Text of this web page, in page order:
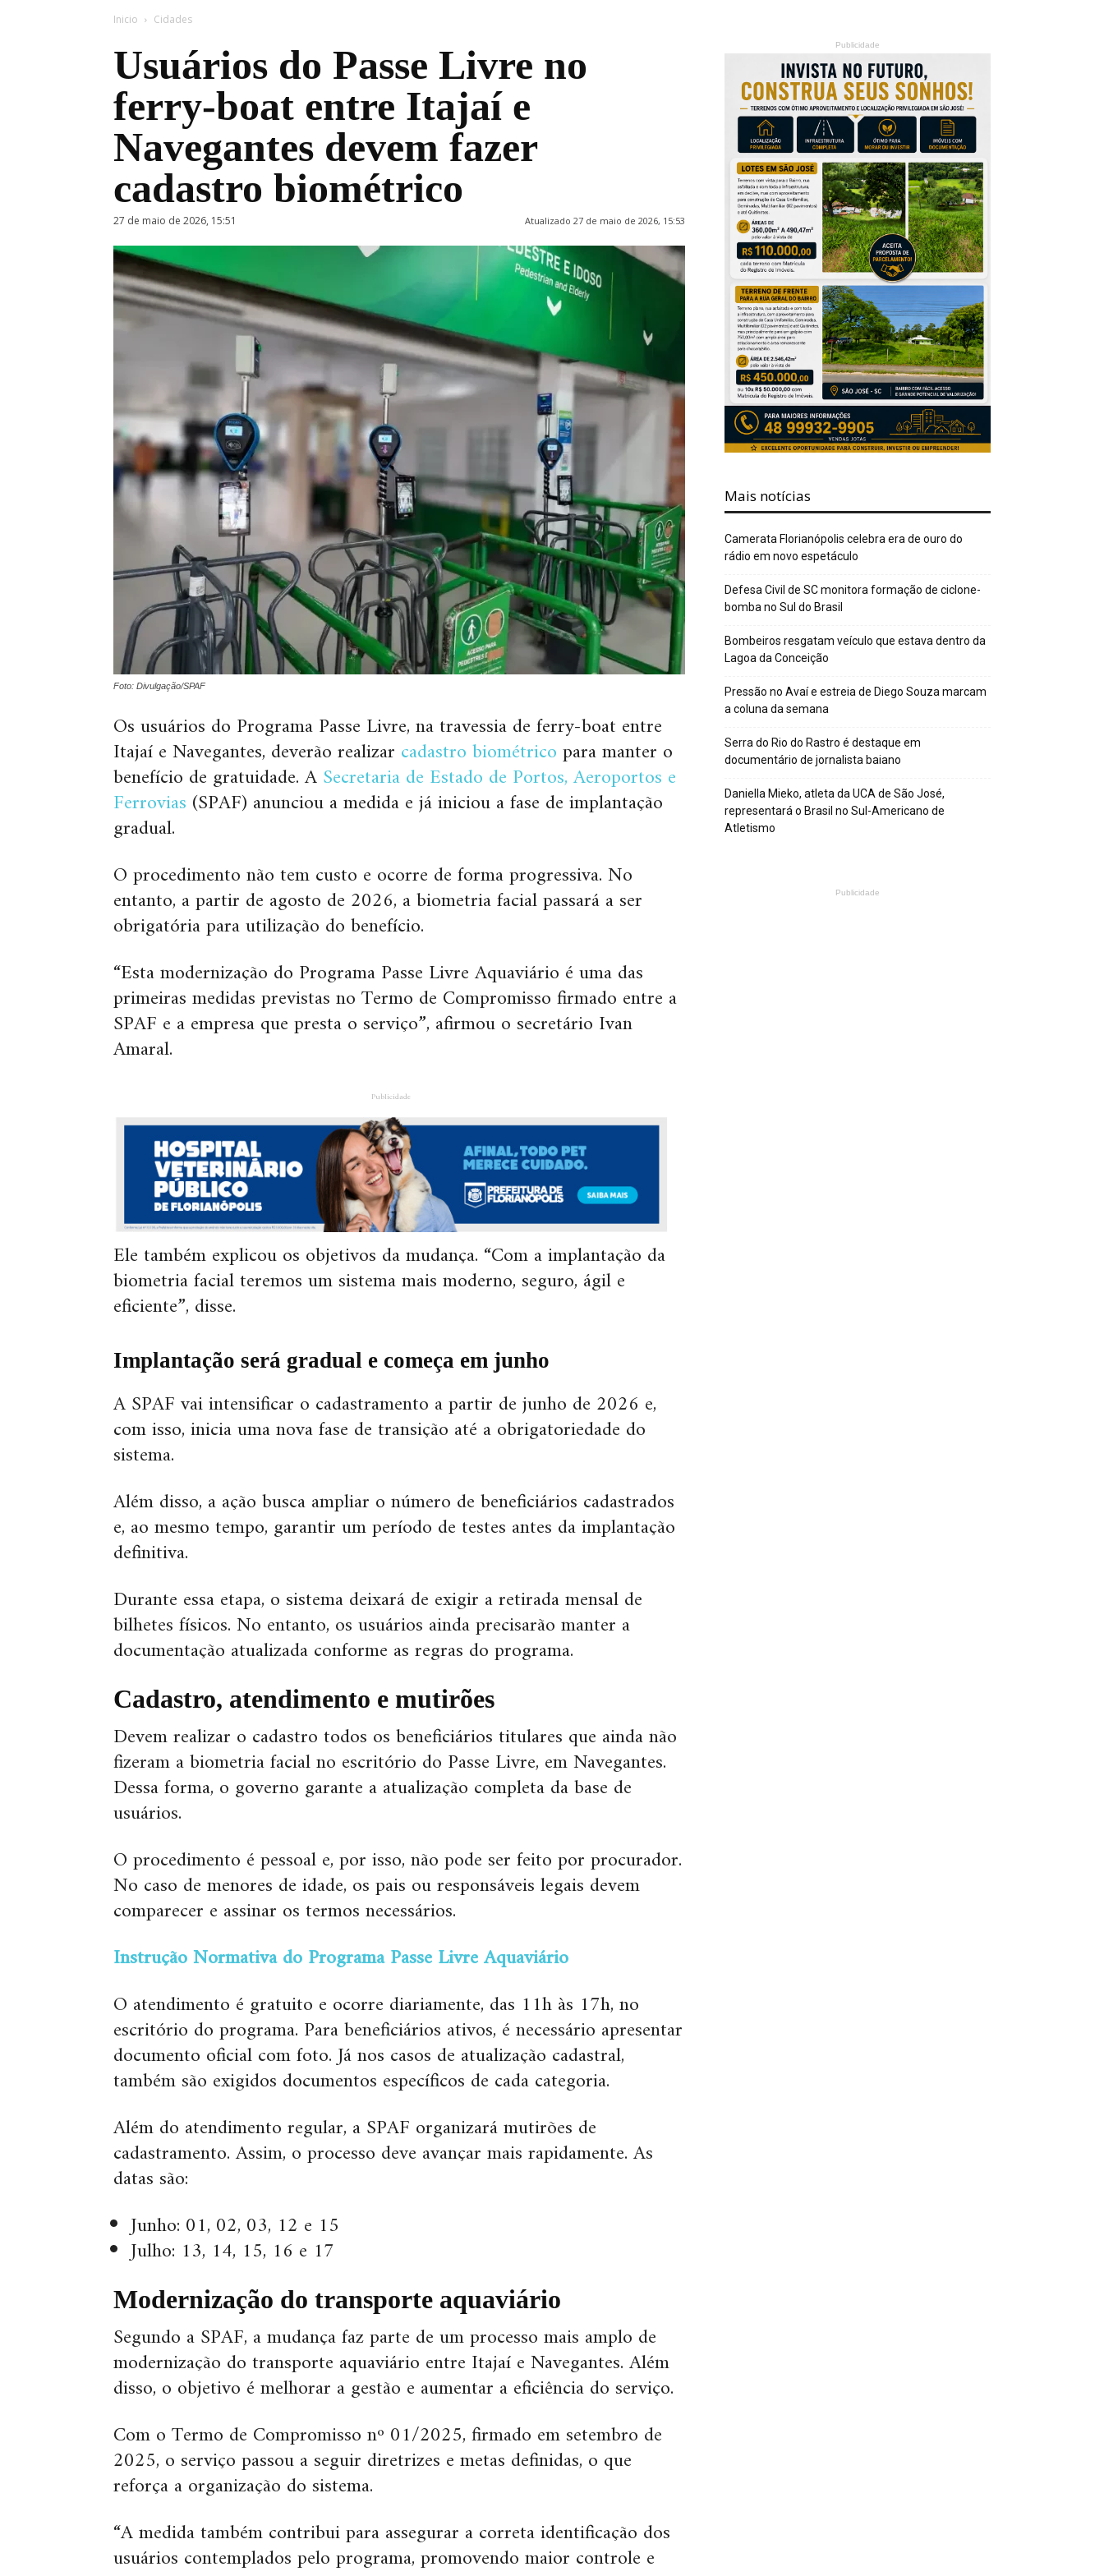
Inicio Cidades
Usuários do Passe Livre no
ferry-boat entre Itajaí e
Navegantes devem fazer
cadastro biométrico
27 de maio de 2026, 15:51 Atualizado 27 de maio de 2026, 15:53
Foto: Divulgação/SPAF
Os usuários do Programa Passe Livre, na travessia de ferry-boat entre
Itajaí e Navegantes, deverão realizar cadastro biométricopara manter o
benefício de gratuidade. ASecretaria de Estado de Portos, Aeroportos e
Ferrovias (SPAF) anunciou a medida e já iniciou a fase de implantação
gradual.
O procedimento não tem custo e ocorre de forma progressiva. No
entanto, a partir de agosto de 2026, a biometria facial passará a ser
obrigatória para utilização do benefício.
“Esta modernização do Programa Passe Livre Aquaviário é uma das
primeiras medidas previstas no Termo de Compromisso firmado entre a
SPAF e a empresa que presta o serviço”, afirmou o secretário Ivan
Amaral.
Publicidade
Ele também explicou os objetivos da mudança. “Com a implantação da
biometria facial teremos um sistema mais moderno, seguro, ágil e
eficiente”, disse.
Implantação será gradual e começa em junho
A SPAF vai intensificar o cadastramento a partir de junho de 2026 e,
com isso, inicia uma nova fase de transição até a obrigatoriedade do
sistema.
Além disso, a ação busca ampliar o número de beneficiários cadastrados
e, ao mesmo tempo, garantir um período de testes antes da implantação
definitiva.
Durante essa etapa, o sistema deixará de exigir a retirada mensal de
bilhetes físicos. No entanto, os usuários ainda precisarão manter a
documentação atualizada conforme as regras do programa.
Cadastro, atendimento e mutirões
Devem realizar o cadastro todos os beneficiários titulares que ainda não
fizeram a biometria facial no escritório do Passe Livre, em Navegantes.
Dessa forma, o governo garante a atualização completa da base de
usuários.
O procedimento é pessoal e, por isso, não pode ser feito por procurador.
No caso de menores de idade, os pais ou responsáveis legais devem
comparecer e assinar os termos necessários.
Instrução Normativa do Programa Passe Livre Aquaviário
O atendimento é gratuito e ocorre diariamente, das 11h às 17h, no
escritório do programa. Para beneficiários ativos, é necessário apresentar
documento oficial com foto. Já nos casos de atualização cadastral,
também são exigidos documentos específicos de cada categoria.
Além do atendimento regular, a SPAF organizará mutirões de
cadastramento. Assim, o processo deve avançar mais rapidamente. As
datas são:
Junho: 01, 02, 03, 12 e 15
Julho: 13, 14, 15, 16 e 17
Modernização do transporte aquaviário
Segundo a SPAF, a mudança faz parte de um processo mais amplo de
modernização do transporte aquaviário entre Itajaí e Navegantes. Além
disso, o objetivo é melhorar a gestão e aumentar a eficiência do serviço.
Com o Termo de Compromisso nº 01/2025, firmado em setembro de
2025, o serviço passou a seguir diretrizes e metas definidas, o que
reforça a organização do sistema.
“A medida também contribui para assegurar a correta identificação dos
usuários contemplados pelo programa, promovendo maior controle e
Publicidade
Mais notícias
Camerata Florianópolis celebra era de ouro do
rádio em novo espetáculo
Defesa Civil de SC monitora formação de ciclone-
bomba no Sul do Brasil
Bombeiros resgatam veículo que estava dentro da
Lagoa da Conceição
Pressão no Avaí e estreia de Diego Souza marcam
a coluna da semana
Serra do Rio do Rastro é destaque em
documentário de jornalista baiano
Daniella Mieko, atleta da UCA de São José,
representará o Brasil no Sul-Americano de
Atletismo
Publicidade